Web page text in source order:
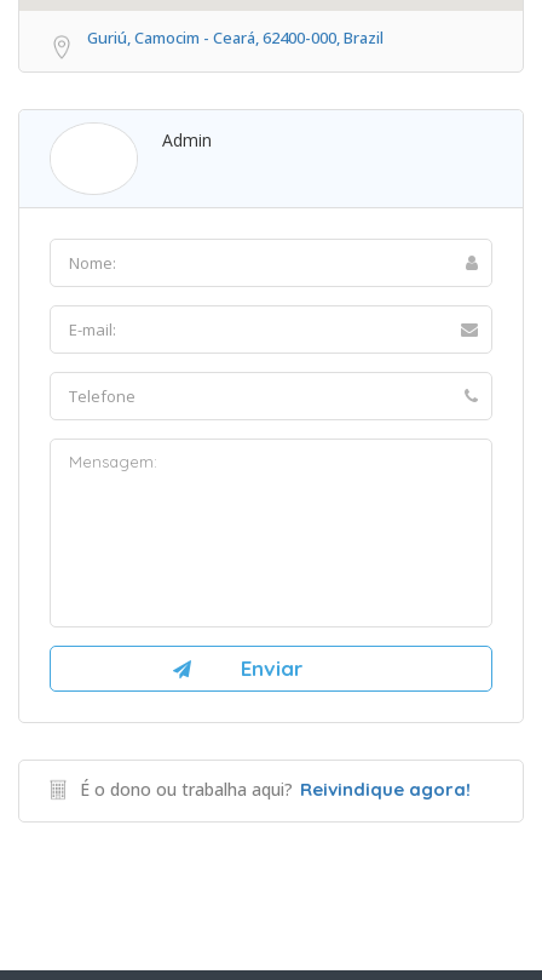
Guriú, Camocim - Ceará, 62400-000, Brazil
Admin
É o dono ou trabalha aqui? Reivindique agora!